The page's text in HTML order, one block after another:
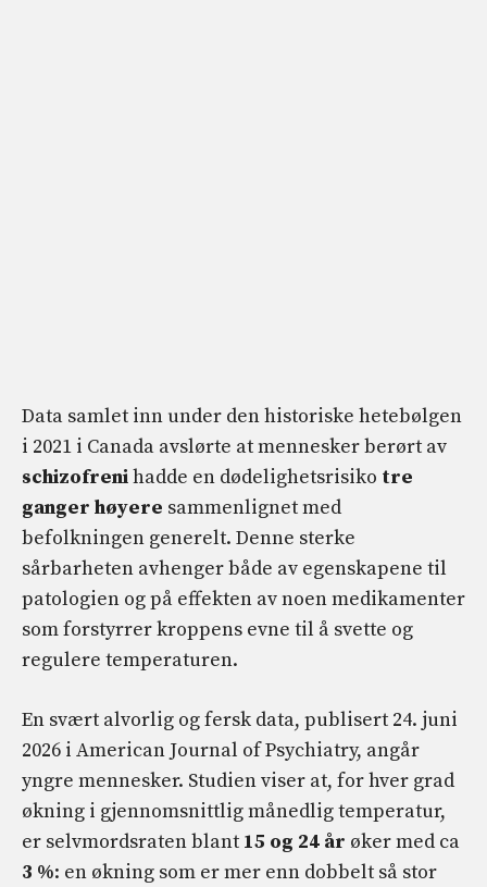
Data samlet inn under den historiske hetebølgen
i 2021 i Canada avslørte at mennesker berørt av
schizofrenihadde en dødelighetsrisiko tre
ganger høyere sammenlignet med
befolkningen generelt. Denne sterke
sårbarheten avhenger både av egenskapene til
patologien og på effekten av noen medikamenter
som forstyrrer kroppens evne til å svette og
regulere temperaturen.
En svært alvorlig og fersk data, publisert 24. juni
2026 i American Journal of Psychiatry, angår
yngre mennesker. Studien viser at, for hver grad
økning i gjennomsnittlig månedlig temperatur,
er selvmordsraten blant 15 og 24 år øker med ca
3 %: en økning som er mer enn dobbelt så stor